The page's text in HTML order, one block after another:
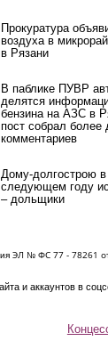
Прокуратура
воздуха в
в Рязани
В паблике ПУВР
делятся
бензина на АЗС в
пост собрал более
комментариев
Дому-долгострою
следующем году
– дольщики
ЭЛ № ФС 77 - 78261
и аккаунтов в